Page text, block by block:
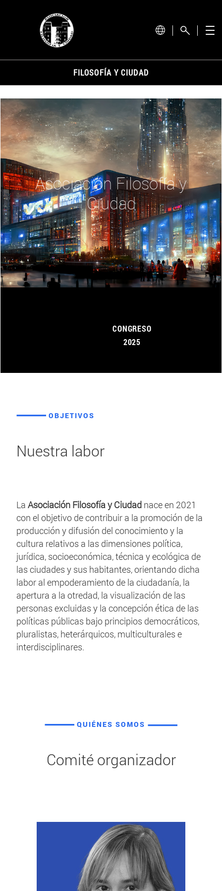
FILOSOFÍA Y CIUDAD
Asociación Filosofía y
Ciudad
CONGRESO
2025
OBJETIVOS
Nuestra labor
La Asociación Filosofía y Ciudad nace en 2021
con el objetivo de contribuir a la promoción de la
producción y difusión del conocimiento y la
cultura relativos a las dimensiones política,
jurídica, socioeconómica, técnica y ecológica de
las ciudades y sus habitantes, orientando dicha
labor al empoderamiento de la ciudadanía, la
apertura a la otredad, la visualización de las
personas excluidas y la concepción ética de las
políticas públicas bajo principios democráticos,
pluralistas, heterárquicos, multiculturales e
interdisciplinares.
QUIÉNES SOMOS
Comité organizador